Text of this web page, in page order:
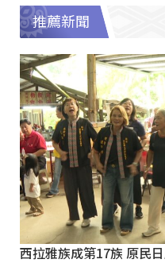
推薦新聞
西拉雅族成第17族 原民